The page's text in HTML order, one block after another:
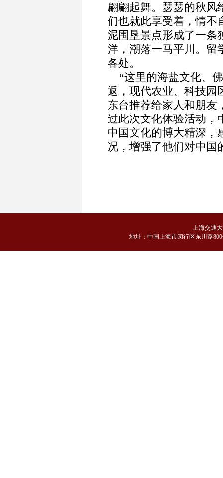
翩翩起舞。瑟瑟的秋风
们也就此享受着，情不
泥围垦景点形成了一条
洋，潮落一马平川。留
各处。
“这里的海盐文化、
返，现代农业、科技园
东台推荐给家人和朋友
过此次文化体验活动，
中国文化的博大精深，
况，增强了他们对中国
上海交通
地址：中国上海市闵行区东川路